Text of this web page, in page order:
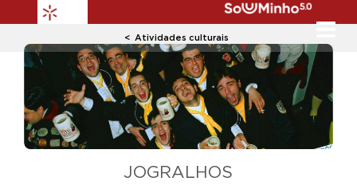
Atividades culturais
Previous Next
JOGRALHOS